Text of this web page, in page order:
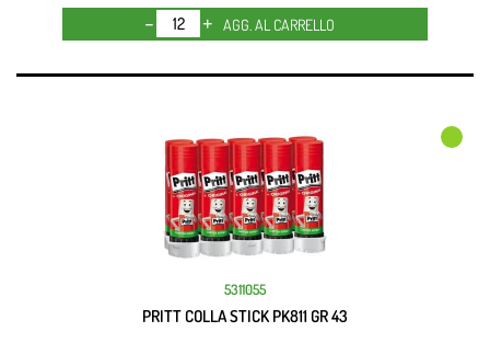
Quantità
AGG. AL CARRELLO
5311055
PRITT COLLA STICK PK811 GR 43